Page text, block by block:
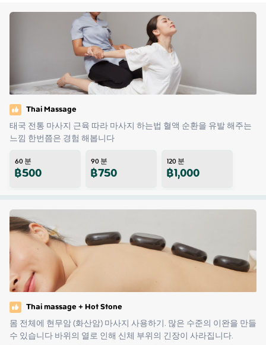
Thai Massage
태국 전통 마사지 근육 따라 마사지 하는법 혈액 순환을 유발 해주는
느낌 한번쯤은 경험 해봅니다
60분
฿500 90분
฿750 120분
฿1,000
Thai massage + Hot Stone
몸 전체에 현무암 (화산암) 마사지 사용하기. 많은 수준의 이완을 만들
수 있습니다 바위의 열로 인해 신체 부위의 긴장이 사라집니다.